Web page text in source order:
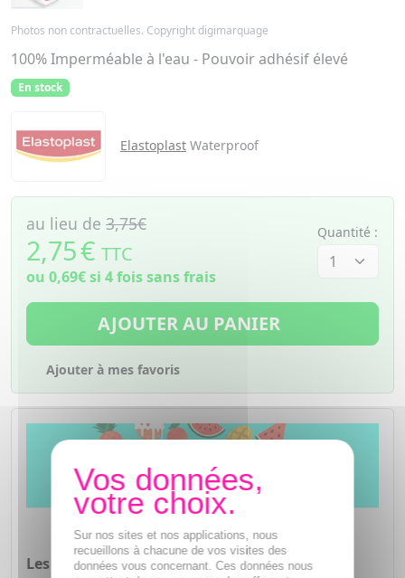
Photos non contractuelles. Copyright digimarquage
100% Imperméable à l'eau - Pouvoir adhésif élevé
En stock
Elastoplast Waterproof
au lieu de 3,75€
2,75€ TTC
ou 0,69€si 4 fois sans frais
Quantité :
AJOUTER AU PANIER
Ajouter à mes favoris
Les promos de l'été*
Sur nos sites et nos applications, nous
recueillons à chacune de vos visites des
données vous concernant. Ces données nous